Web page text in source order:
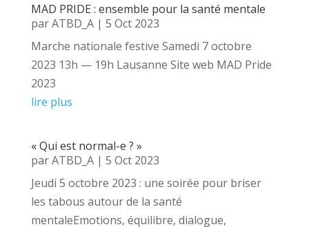
MAD PRIDE : ensemble pour la santé mentale
parATBD_A| 5 Oct 2023
Marche nationale festive Samedi 7 octobre
2023 13h — 19h Lausanne Site web MAD Pride
2023
lire plus
« Qui est normal-e ? »
parATBD_A| 5 Oct 2023
Jeudi 5 octobre 2023 : une soirée pour briser
les tabous autour de la santé
mentaleEmotions, équilibre, dialogue,